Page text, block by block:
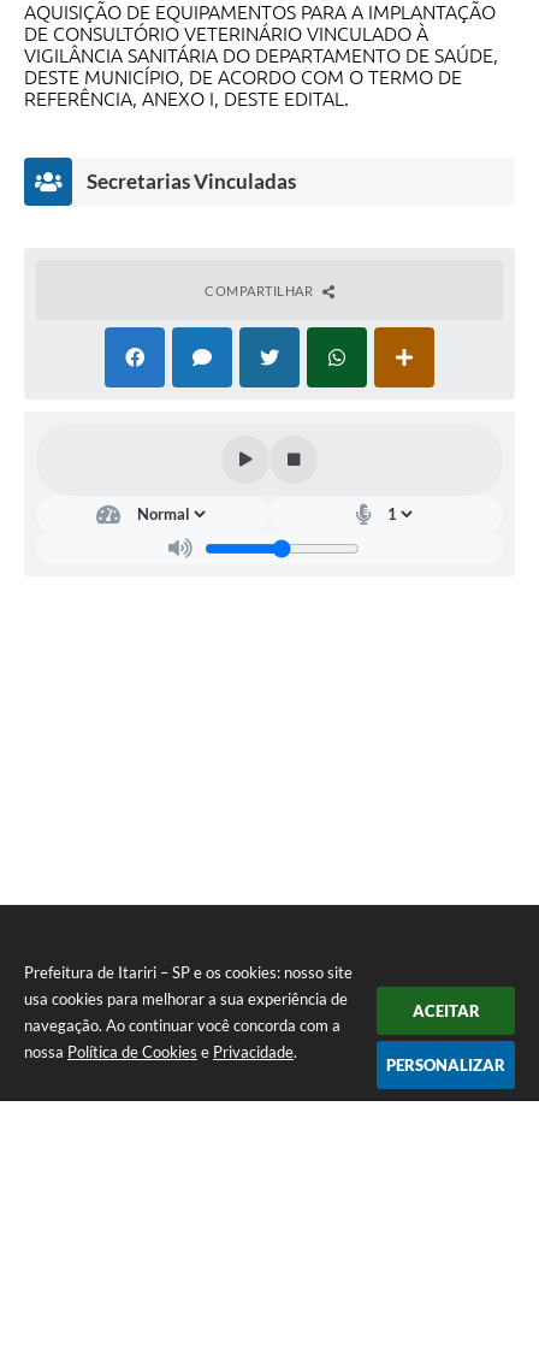
Prefeitura de Itariri – SP e os cookies: nosso site
usa cookies para melhorar a sua experiência de
navegação. Ao continuar você concorda com a
nossa Política de Cookies e Privacidade.
ACEITAR
PERSONALIZAR
AQUISIÇÃO DE EQUIPAMENTOS PARA A IMPLANTAÇÃO
DE CONSULTÓRIO VETERINÁRIO VINCULADO À
VIGILÂNCIA SANITÁRIA DO DEPARTAMENTO DE SAÚDE,
DESTE MUNICÍPIO, DE ACORDO COM O TERMO DE
REFERÊNCIA, ANEXO I, DESTE EDITAL.
Secretarias Vinculadas
COMPARTILHAR